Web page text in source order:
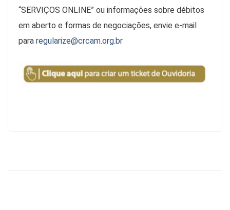
“SERVIÇOS ONLINE” ou informações sobre débitos
em aberto e formas de negociações, envie e-mail
para regularize@crcam.org.br